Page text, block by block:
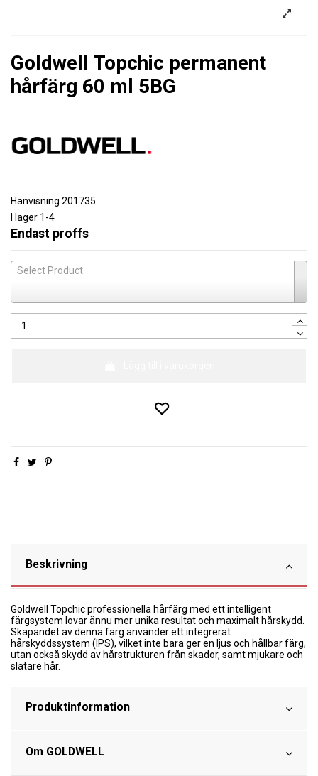
Goldwell Topchic permanent
hårfärg 60 ml 5BG
Hänvisning 201735
I lager 1-4
Endast proffs
Select Product
Beskrivning
Goldwell Topchic professionella hårfärg med ett intelligent
färgsystem lovar ännu mer unika resultat och maximalt hårskydd.
Skapandet av denna färg använder ett integrerat
hårskyddssystem (IPS), vilket inte bara ger en ljus och hållbar färg,
utan också skydd av hårstrukturen från skador, samt mjukare och
slätare hår.
Produktinformation
Om GOLDWELL